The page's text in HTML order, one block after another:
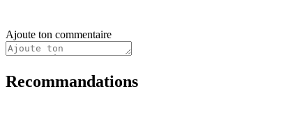
Ajoute ton commentaire
Recommandations